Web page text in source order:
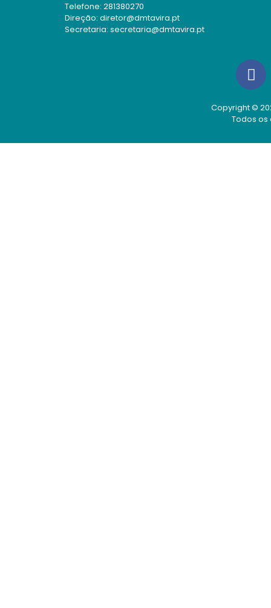
Telefone: 281380270
Direção: diretor@dmtavira.pt
Secretaria: secretaria@dmtavira.pt
Copyright ©
Todos